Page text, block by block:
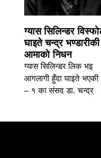
ग्यास सिलिन्डर
घाइते चन्द्र भण्डारीकी
आमाको निधन
ग्यास सिलिन्डर लिक भइ
आगलागी हुँदा घाइते भएकी
– १ का संसद डा. चन्द्र